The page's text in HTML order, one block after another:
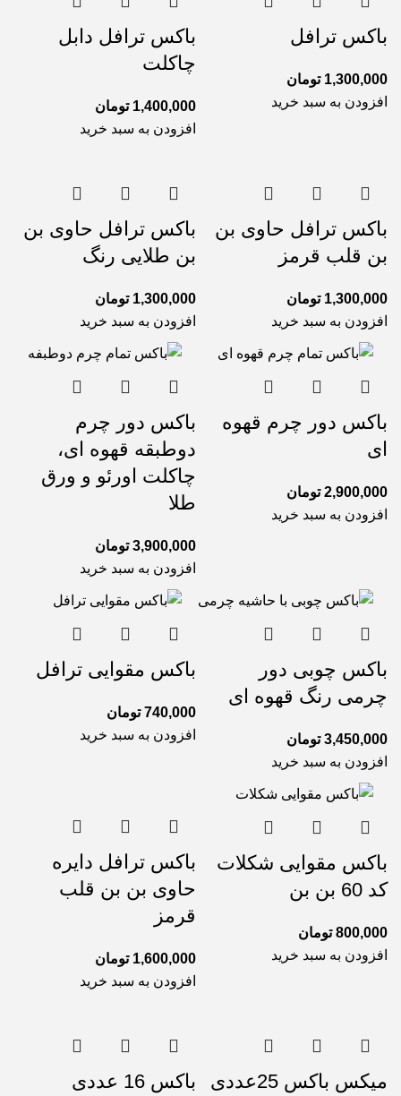
باکس ترافل
1,300,000 تومان
افزودن به سبد خرید
باکس ترافل دابل
چاکلت
1,400,000 تومان
افزودن به سبد خرید
باکس ترافل حاوی بن
بن قلب قرمز
1,300,000 تومان
افزودن به سبد خرید
باکس ترافل حاوی بن
بن طلایی رنگ
1,300,000 تومان
افزودن به سبد خرید
باکس دور چرم قهوه
ای
2,900,000 تومان
افزودن به سبد خرید
باکس دور چرم
دوطبقه قهوه ای،
چاکلت اورئو و ورق
طلا
3,900,000 تومان
افزودن به سبد خرید
باکس چوبی دور
چرمی رنگ قهوه ای
3,450,000 تومان
افزودن به سبد خرید
باکس مقوایی ترافل
740,000 تومان
افزودن به سبد خرید
باکس مقوایی شکلات
کد 60 بن بن
800,000 تومان
افزودن به سبد خرید
باکس ترافل دایره
حاوی بن بن قلب
قرمز
1,600,000 تومان
افزودن به سبد خرید
میکس باکس 25عددی
باکس 16 عددی